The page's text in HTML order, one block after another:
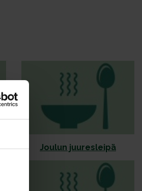
Joulun juuresleipä